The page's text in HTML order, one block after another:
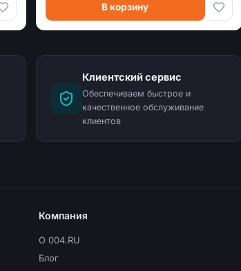
В корзину
Клиентский сервис
Обеспечиваем быстрое и
качественное обслуживание
клиентов
Компания
О 004.RU
Блог